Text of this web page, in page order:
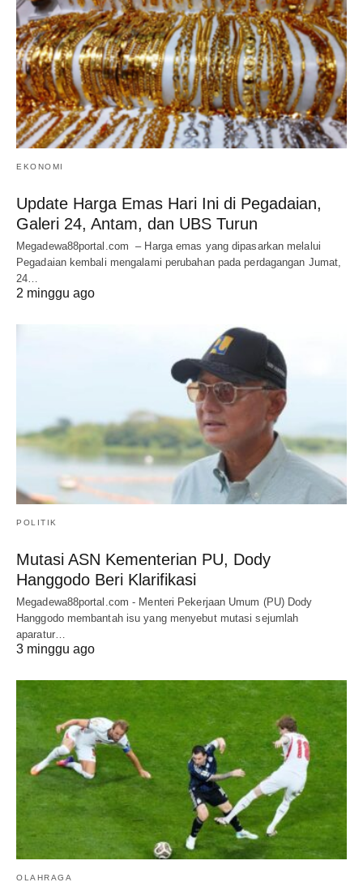
EKONOMI
Update Harga Emas Hari Ini di Pegadaian,
Galeri 24, Antam, dan UBS Turun
Megadewa88portal.com – Harga emas yang dipasarkan melalui
Pegadaian kembali mengalami perubahan pada perdagangan Jumat,
24…
2 minggu ago
POLITIK
Mutasi ASN Kementerian PU, Dody
Hanggodo Beri Klarifikasi
Megadewa88portal.com - Menteri Pekerjaan Umum (PU) Dody
Hanggodo membantah isu yang menyebut mutasi sejumlah
aparatur…
3 minggu ago
OLAHRAGA